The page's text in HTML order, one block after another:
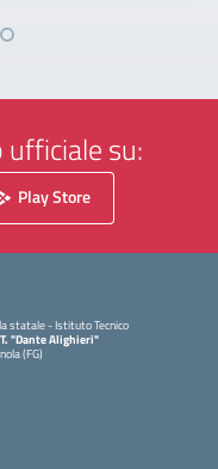
ufficiale su:
Play Store
statale - Istituto Tecnico
"Dante Alighieri"
(FG)
la pagina iniziale della scuola